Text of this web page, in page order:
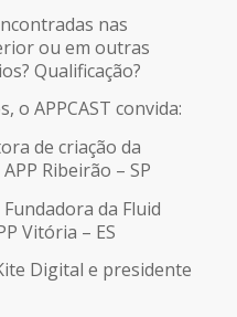
nas
ou em outras
Qualificação?
o APPCAST convida:
de criação da
Ribeirão – SP
da Fluid
Vitória – ES
Digital e presidente